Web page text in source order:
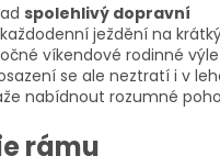
spolehlivý dopravní
ježdění na
víkendové rodinné
se ale neztratí i v
nabídnout rozumné
rámu